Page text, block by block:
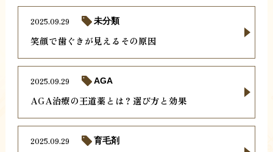
笑顔で歯ぐきが見えるその原因
2025.09.29 未分類
AGA治療の王道薬とは？選び方と効果
2025.09.29 AGA
2025.09.29 育毛剤